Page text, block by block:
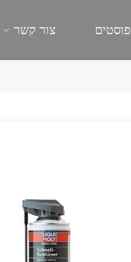
פוסטים צור קשר